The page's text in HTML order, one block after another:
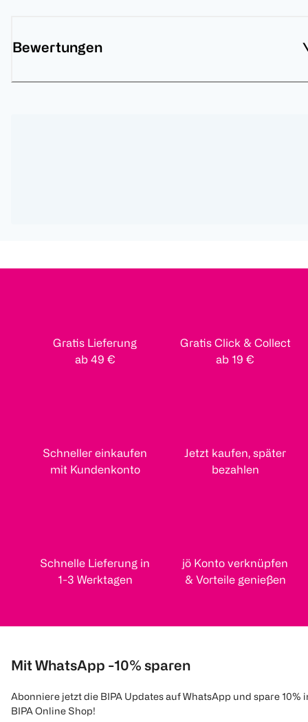
Bewertungen
Gratis Lieferung
ab 49 €
Gratis Click & Collect
ab 19 €
Schneller einkaufen
mit Kundenkonto
Jetzt kaufen, später
bezahlen
Schnelle Lieferung in
1-3 Werktagen
jö Konto verknüpfen
& Vorteile genießen
Mit WhatsApp -10% sparen
Abonniere jetzt die BIPA Updates auf WhatsApp und spare 10%
BIPA Online Shop!